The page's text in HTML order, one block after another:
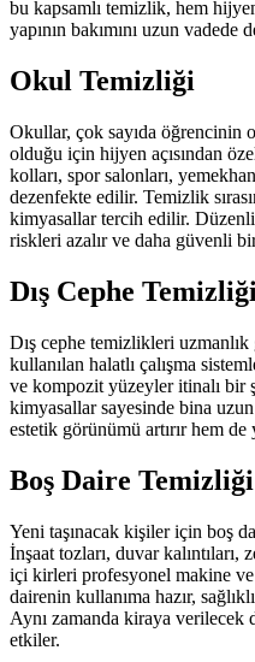
bu kapsamlı temizlik, hem
yapının bakımını uzun vadede
Okul Temizliği
Okullar, çok sayıda öğrencinin
olduğu için hijyen açısından
kolları, spor salonları,
dezenfekte edilir. Temizlik
kimyasallar tercih edilir.
riskleri azalır ve daha güvenli
Dış Cephe Temizliği
Dış cephe temizlikleri
kullanılan halatlı çalışma
ve kompozit yüzeyler itinalı bir
kimyasallar sayesinde bina
estetik görünümü artırır hem de
Boş Daire Temizliği
Yeni taşınacak kişiler için boş
İnşaat tozları, duvar
içi kirleri profesyonel makine
dairenin kullanıma hazır,
Aynı zamanda kiraya
etkiler.